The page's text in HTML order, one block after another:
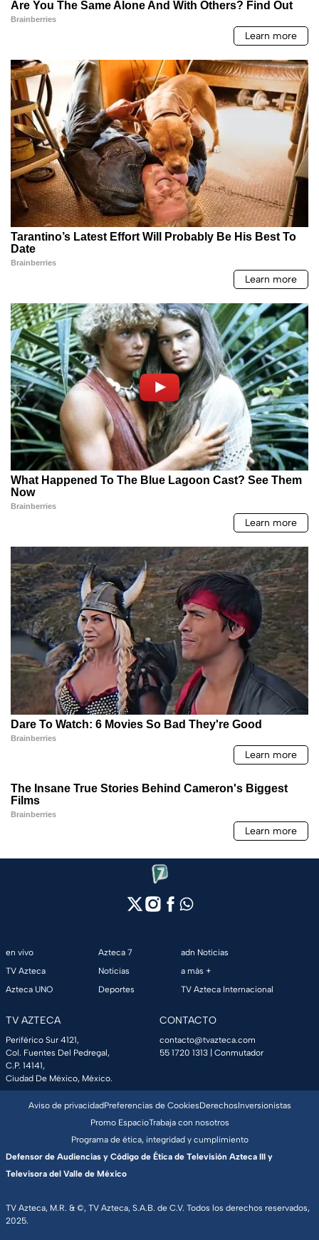
en vivo
TV Azteca
Azteca UNO
Azteca 7
Noticias
Deportes
adn Noticias
a más +
TV Azteca Internacional
TV AZTECA
Periférico Sur 4121,
Col. Fuentes Del Pedregal,
C.P. 14141,
Ciudad De México, México.
CONTACTO
contacto@tvazteca.com
55 1720 1313 | Conmutador
TV Azteca, M.R. & ©, TV Azteca, S.A.B. de C.V. Todos los derechos reservados,
2025.
Aviso de privacidadPreferencias de CookiesDerechosInversionistas
Promo EspacioTrabaja con nosotros
Programa de ética, integridad y cumplimiento
Defensor de Audiencias y Código de Ética de Televisión Azteca III y
Televisora del Valle de México